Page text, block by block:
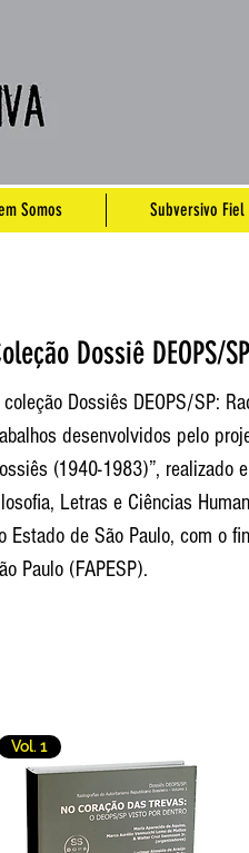
Somos Subversivo Fiel
Dossiê DEOPS/SP
Dossiês DEOPS/SP:
desenvolvidos pelo
(1940-1983)”, realizado
Letras e Ciências
Estado de São Paulo, com o
Paulo (FAPESP).
Vol. 1